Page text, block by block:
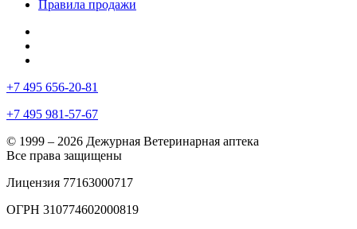
Правила продажи
+7 495 656-20-81
+7 495 981-57-67
© 1999 – 2026 Дежурная Ветеринарная аптека
Все права защищены
Лицензия 77163000717
ОГРН 310774602000819